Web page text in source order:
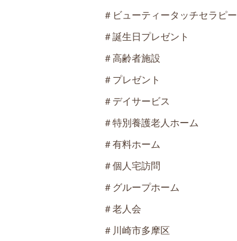
＃ビューティータッチセラピー
＃誕生日プレゼント
＃高齢者施設
＃プレゼント
＃デイサービス
＃特別養護老人ホーム
＃有料ホーム
＃個人宅訪問
＃グループホーム
＃老人会
＃川崎市多摩区